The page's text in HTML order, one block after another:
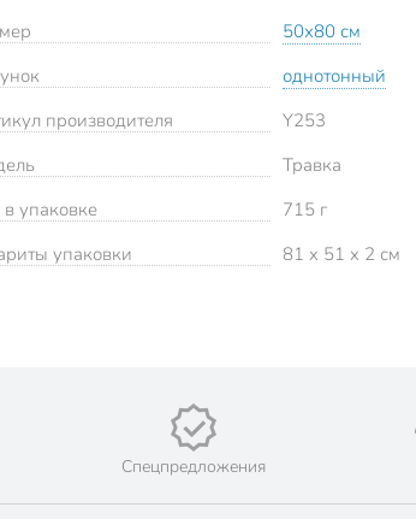
50х80 см
однотонный
производителя
Y253
Травка
в упаковке
715 г
упаковки
81 x 51 x 2 см
Спецпредложения